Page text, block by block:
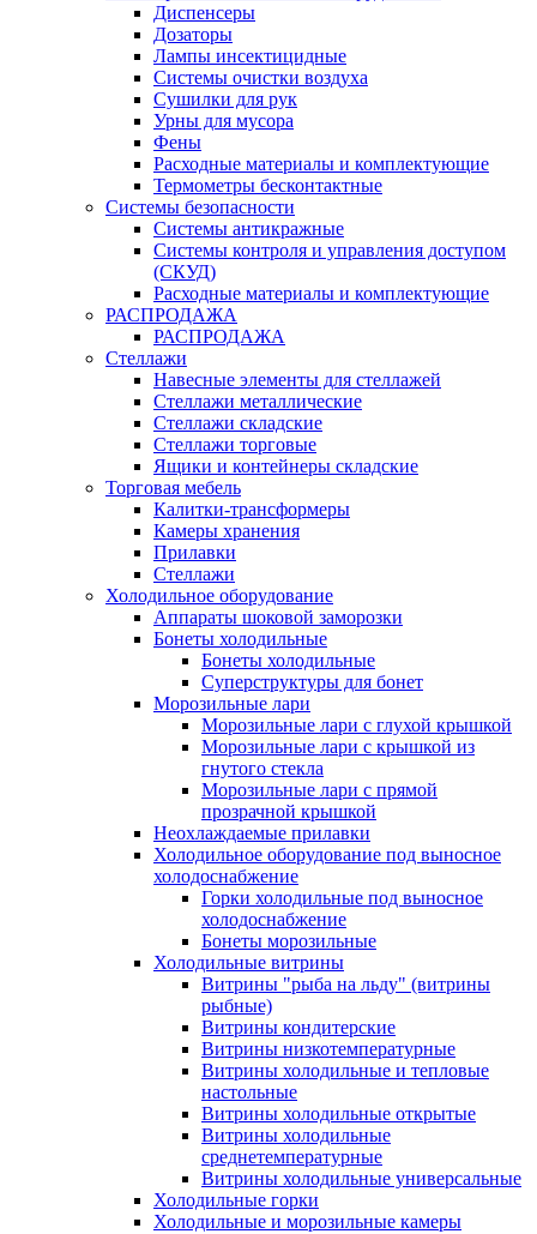
Диспенсеры
Дозаторы
Лампы инсектицидные
Системы очистки воздуха
Сушилки для рук
Урны для мусора
Фены
Расходные материалы и комплектующие
Термометры бесконтактные
Системы безопасности
Системы антикражные
Системы контроля и управления доступом
(СКУД)
Расходные материалы и комплектующие
РАСПРОДАЖА
РАСПРОДАЖА
Стеллажи
Навесные элементы для стеллажей
Стеллажи металлические
Стеллажи складские
Стеллажи торговые
Ящики и контейнеры складские
Торговая мебель
Калитки-трансформеры
Камеры хранения
Прилавки
Стеллажи
Холодильное оборудование
Аппараты шоковой заморозки
Бонеты холодильные
Бонеты холодильные
Суперструктуры для бонет
Морозильные лари
Морозильные лари с глухой крышкой
Морозильные лари с крышкой из
гнутого стекла
Морозильные лари с прямой
прозрачной крышкой
Неохлаждаемые прилавки
Холодильное оборудование под выносное
холодоснабжение
Горки холодильные под выносное
холодоснабжение
Бонеты морозильные
Холодильные витрины
Витрины "рыба на льду" (витрины
рыбные)
Витрины кондитерские
Витрины низкотемпературные
Витрины холодильные и тепловые
настольные
Витрины холодильные открытые
Витрины холодильные
среднетемпературные
Витрины холодильные универсальные
Холодильные горки
Холодильные и морозильные камеры